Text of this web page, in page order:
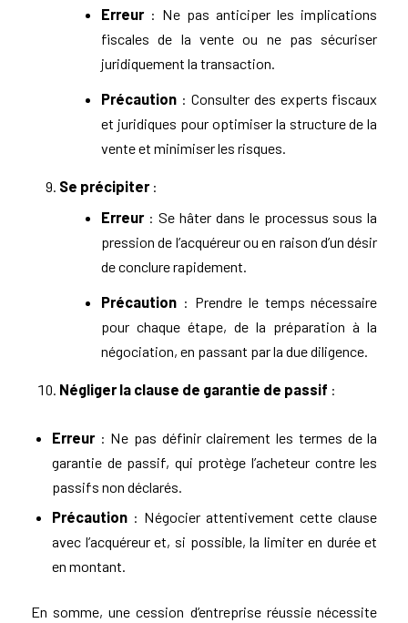
Erreur: Ne pas anticiper les implications
fiscales de la vente ou ne pas sécuriser
juridiquement la transaction.
Précaution : Consulter des experts fiscaux
et juridiques pour optimiser la structure de la
vente et minimiser les risques.
Se précipiter:
Erreur: Se hâter dans le processus sous la
pression de l’acquéreur ou en raison d’un désir
de conclure rapidement.
Précaution : Prendre le temps nécessaire
pour chaque étape, de la préparation à la
négociation, en passant par la due diligence.
Négliger la clause de garantie de passif :
Erreur: Ne pas définir clairement les termes de la
garantie de passif, qui protège l’acheteur contre les
passifs non déclarés.
Précaution: Négocier attentivement cette clause
avec l’acquéreur et, si possible, la limiter en durée et
en montant.
En somme, une cession d’entreprise réussie nécessite